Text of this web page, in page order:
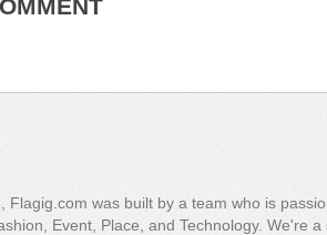
Flagig.com was built by a team who is
Event, Place, and Technology. We're a